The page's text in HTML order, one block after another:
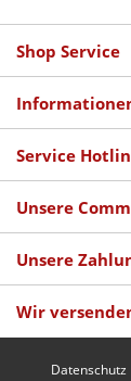
Shop Service
Service
Unsere
Unsere
Wir
Datenschutz